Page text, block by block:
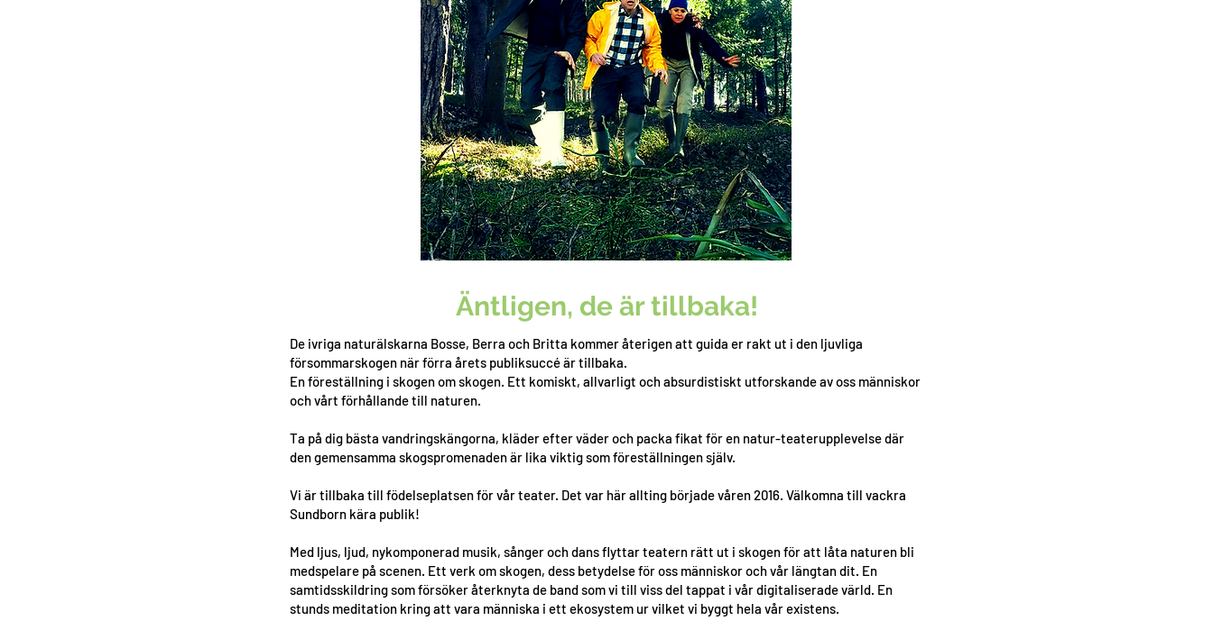
Äntligen, de är tillbaka!
De ivriga naturälskarna Bosse, Berra och Britta kommer återigen att guida er rakt ut i den ljuvliga
försommarskogen när förra årets publiksuccé är tillbaka.
En föreställning i skogen om skogen. Ett komiskt, allvarligt och absurdistiskt utforskande av oss människor
och vårt förhållande till naturen.
Ta på dig bästa vandringskängorna, kläder efter väder och packa fikat för en natur-teaterupplevelse där
den gemensamma skogspromenaden är lika viktig som föreställningen själv.
Vi är tillbaka till födelseplatsen för vår teater. Det var här allting började våren 2016. Välkomna till vackra
Sundborn kära publik!
Med ljus, ljud, nykomponerad musik, sånger och dans flyttar teatern rätt ut i skogen för att låta naturen bli
medspelare på scenen. Ett verk om skogen, dess betydelse för oss människor och vår längtan dit. En
samtidsskildring som försöker återknyta de band som vi till viss del tappat i vår digitaliserade värld. En
stunds meditation kring att vara människa i ett ekosystem ur vilket vi byggt hela vår existens.